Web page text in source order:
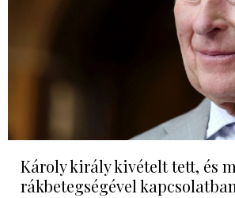
Károly király kivételt tett, és
rákbetegségével kapcsolatban